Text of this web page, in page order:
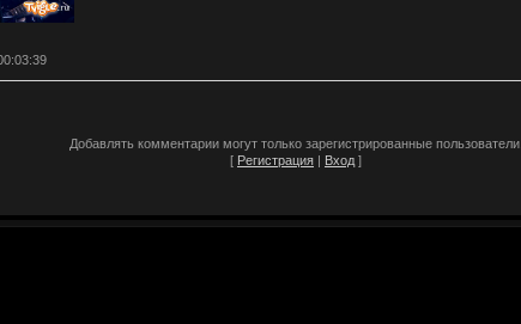
Добавлять комментарии могут только зарегистрированные пользователи.
[ Регистрация | Вход ]